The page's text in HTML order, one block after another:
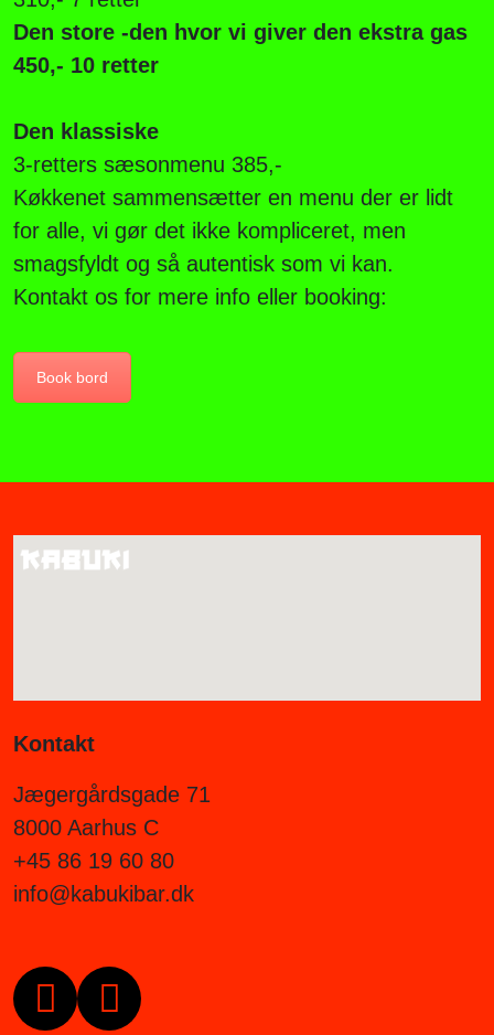
Den store -den hvor vi giver den ekstra gas
450,- 10 retter
Den klassiske
3-retters sæsonmenu 385,-
Køkkenet sammensætter en menu der er lidt
for alle, vi gør det ikke kompliceret, men
smagsfyldt og så autentisk som vi kan.
Kontakt os for mere info eller booking:
Book bord
Kontakt
Jægergårdsgade 71
8000 Aarhus C
+45 86 19 60 80
info@kabukibar.dk